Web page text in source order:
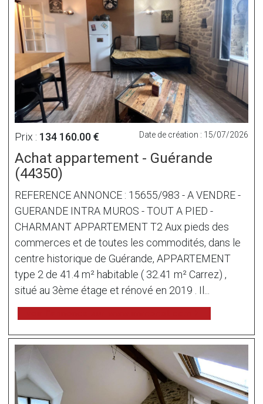
Prix : 134 160.00 € Date de création : 15/07/2026
Achat appartement - Guérande
(44350)
REFERENCE ANNONCE : 15655/983 - A VENDRE -
GUERANDE INTRA MUROS - TOUT A PIED -
CHARMANT APPARTEMENT T2 Aux pieds des
commerces et de toutes les commodités, dans le
centre historique de Guérande, APPARTEMENT
type 2 de 41.4 m² habitable ( 32.41 m² Carrez) ,
situé au 3ème étage et rénové en 2019 . Il...